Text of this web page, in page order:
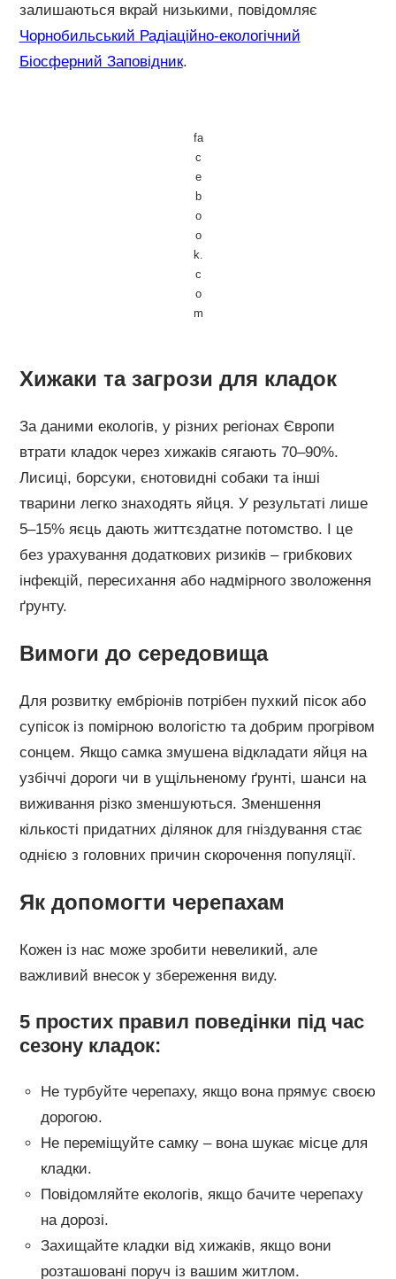
залишаються вкрай низькими, повідомляє
Чорнобильський Радіаційно-екологічний
Біосферний Заповідник.
fa
c
e
b
o
o
k.
c
o
m
Хижаки та загрози для кладок
За даними екологів, у різних регіонах Європи
втрати кладок через хижаків сягають 70–90%.
Лисиці, борсуки, єнотовидні собаки та інші
тварини легко знаходять яйця. У результаті лише
5–15% яєць дають життєздатне потомство. І це
без урахування додаткових ризиків – грибкових
інфекцій, пересихання або надмірного зволоження
ґрунту.
Вимоги до середовища
Для розвитку ембріонів потрібен пухкий пісок або
супісок із помірною вологістю та добрим прогрівом
сонцем. Якщо самка змушена відкладати яйця на
узбіччі дороги чи в ущільненому ґрунті, шанси на
виживання різко зменшуються. Зменшення
кількості придатних ділянок для гніздування стає
однією з головних причин скорочення популяції.
Як допомогти черепахам
Кожен із нас може зробити невеликий, але
важливий внесок у збереження виду.
5 простих правил поведінки під час
сезону кладок:
Не турбуйте черепаху, якщо вона прямує своєю
дорогою.
Не переміщуйте самку – вона шукає місце для
кладки.
Повідомляйте екологів, якщо бачите черепаху
на дорозі.
Захищайте кладки від хижаків, якщо вони
розташовані поруч із вашим житлом.